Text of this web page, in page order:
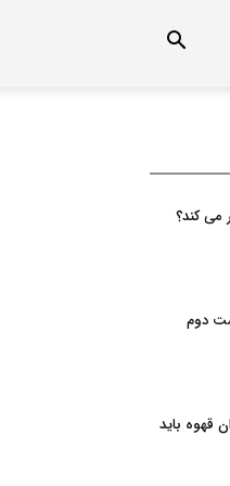
می کند؟
دوم
قهوه باید